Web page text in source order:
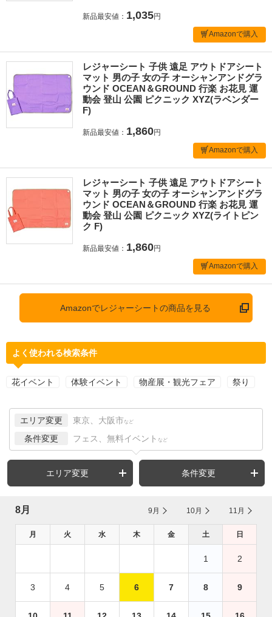
新品最安値： 1,035円
Amazonで購入
レジャーシート 子供 遠足 アウトドアシート
マット 男の子 女の子 オーシャンアンドグラ
ウンド OCEAN＆GROUND 行楽 お花見 運
動会 登山 公園 ピクニック XYZ(ラベンダー
F)
新品最安値： 1,860円
Amazonで購入
レジャーシート 子供 遠足 アウトドアシート
マット 男の子 女の子 オーシャンアンドグラ
ウンド OCEAN＆GROUND 行楽 お花見 運
動会 登山 公園 ピクニック XYZ(ライトピン
ク F)
新品最安値： 1,860円
Amazonで購入
Amazonでレジャーシートの商品を見る
よく使われる検索条件
花イベント 体験イベント 物産展・観光フェア 祭り
エリア変更 東京、大阪市 など
条件変更 フェス、無料イベント など
エリア変更 条件変更
8月 9月 10月 11月
月 火 水 木 金 土 日
1 2
3 4 5 6 7 8 9